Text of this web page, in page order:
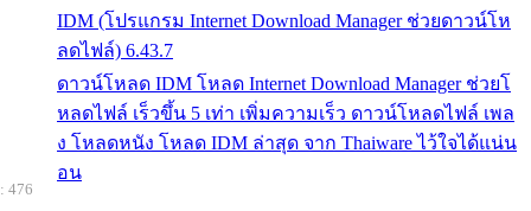
IDM (โปรแกรม Internet Download Manager ช่วยดาวน์โห
ลดไฟล์) 6.43.7
ดาวน์โหลด IDM โหลด Internet Download Manager ช่วยโ
หลดไฟล์ เร็วขึ้น 5 เท่า เพิ่มความเร็ว ดาวน์โหลดไฟล์ เพล
ง โหลดหนัง โหลด IDM ล่าสุด จาก Thaiware ไว้ใจได้แน่น
อน
476